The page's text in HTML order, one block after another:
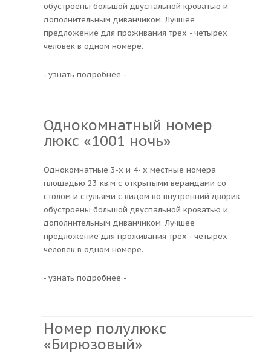
обустроены большой двуспальной кроватью и
дополнительным диванчиком. Лучшее
предложение для проживания трех - четырех
человек в одном номере.
- узнать подробнее -
Однокомнатный номер
люкс «1001 ночь»
Однокомнатные 3-х и 4- х местные номера
площадью 23 кв.м с открытыми верандами со
столом и стульями с видом во внутренний дворик,
обустроены большой двуспальной кроватью и
дополнительным диванчиком. Лучшее
предложение для проживания трех - четырех
человек в одном номере.
- узнать подробнее -
Номер полулюкс
«Бирюзовый»